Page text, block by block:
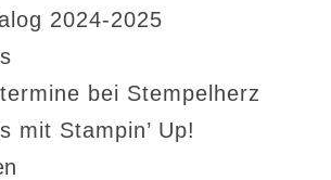
2024-2025
bei Stempelherz
mit Stampin’ Up!